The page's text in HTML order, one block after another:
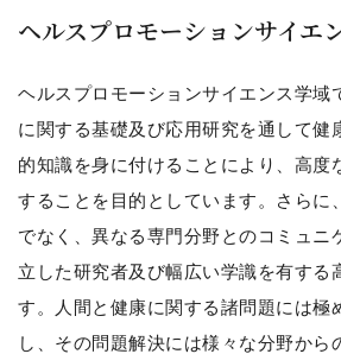
ヘルスプロモーションサイエ
ヘルスプロモーションサイエンス学域
に関する基礎及び応用研究を通して健
的知識を身に付けることにより、高度
することを目的としています。さらに
でなく、異なる専門分野とのコミュニ
立した研究者及び幅広い学識を有する
す。人間と健康に関する諸問題には極
し、その問題解決には様々な分野から